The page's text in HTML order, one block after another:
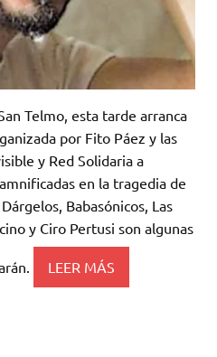
Telmo, esta tarde arranca
por Fito Páez y las
y Red Solidaria a
en la tragedia de
Babasónicos, Las
y Ciro Pertusi son algunas
LEER MÁS